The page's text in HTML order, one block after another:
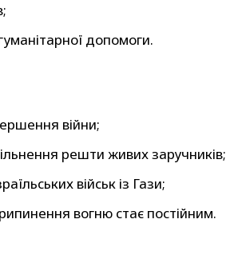
допомоги.
війни;
решти живих заручників;
військ із Гази;
вогню стає постійним.